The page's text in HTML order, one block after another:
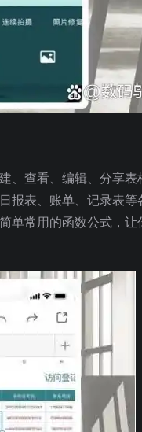
、查看、编辑、分享表
报表、账单、记录表等
单常用的函数公式，让